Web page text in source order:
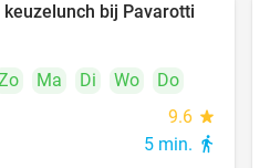
31%
bij Pavarotti
Ma Di Wo
Do
9.6 star
5 min. directions_walk